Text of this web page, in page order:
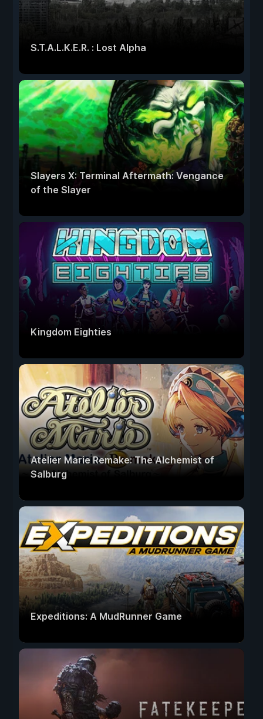
S.T.A.L.K.E.R. : Lost Alpha
Slayers X: Terminal Aftermath: Vengance
of the Slayer
Kingdom Eighties
Atelier Marie Remake: The Alchemist of
Salburg
Expeditions: A MudRunner Game